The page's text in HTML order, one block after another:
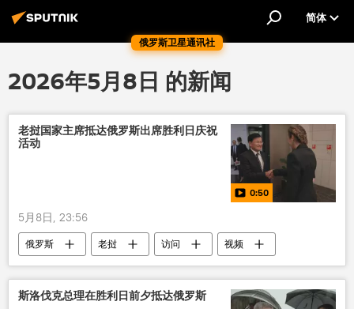
俄罗斯卫星通讯社
简体
2026年5月8日 的新闻
老挝国家主席抵达俄罗斯出席胜利日庆祝
活动
0:50
5月8日, 23:56
俄罗斯 老挝 访问 视频
斯洛伐克总理在胜利日前夕抵达俄罗斯